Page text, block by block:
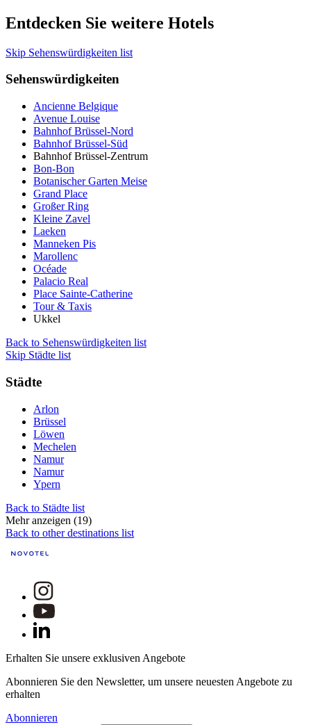
Entdecken Sie weitere Hotels
Skip Sehenswürdigkeiten list
Sehenswürdigkeiten
Ancienne Belgique
Avenue Louise
Bahnhof Brüssel-Nord
Bahnhof Brüssel-Süd
Bahnhof Brüssel-Zentrum
Bon-Bon
Botanischer Garten Meise
Grand Place
Großer Ring
Kleine Zavel
Laeken
Manneken Pis
Marollenc
Océade
Palacio Real
Place Sainte-Catherine
Tour & Taxis
Ukkel
Back to Sehenswürdigkeiten list
Skip Städte list
Städte
Arlon
Brüssel
Löwen
Mechelen
Namur
Namur
Ypern
Back to Städte list
Mehr anzeigen (19)
Back to other destinations list
Erhalten Sie unsere exklusiven Angebote
Abonnieren Sie den Newsletter, um unsere neuesten Angebote zu
erhalten
Abonnieren